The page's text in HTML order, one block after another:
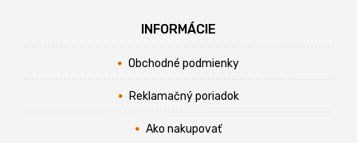
INFORMÁCIE
Obchodné podmienky
Reklamačný poriadok
Ako nakupovať